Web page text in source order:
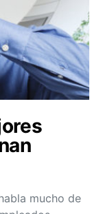
mucho de